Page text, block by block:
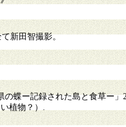
新田智撮影。
蝶ー記録された島と食草ー」
植物？）.